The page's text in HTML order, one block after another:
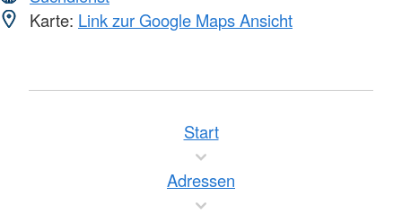
Karte: Link zur Google Maps Ansicht
Start
Adressen